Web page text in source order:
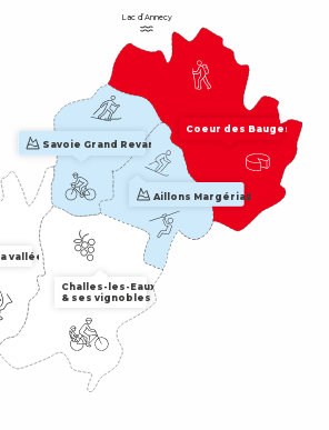
Lac d’Annecy
Coeur des Bauges
Challes-les-Eaux
& ses vignobles
Aillons Margériaz
vallée
Savoie Grand Revard